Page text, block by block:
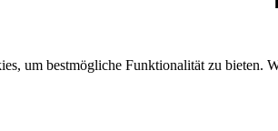
um bestmögliche Funktionalität zu bieten.